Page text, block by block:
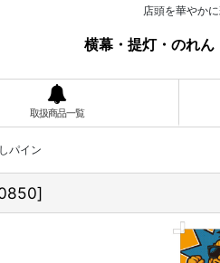
店頭を華やか
横幕・提灯・のれ
取扱商品一覧
パイン
]